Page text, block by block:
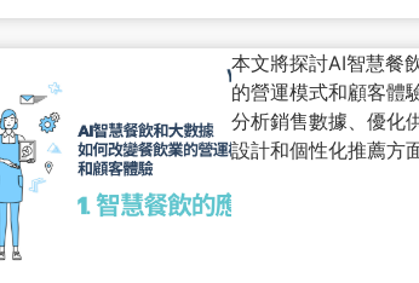
本文將探討AI智慧餐
的營運模式和顧客體
分析銷售數據、優化
設計和個性化推薦方